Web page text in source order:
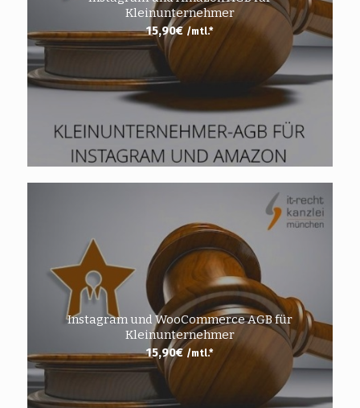
Kleinunternehmer
15,90€ /mtl.*
Instagram und WooCommerce AGB für
Kleinunternehmer
15,90€ /mtl.*